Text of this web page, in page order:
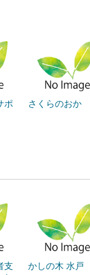
ポ
さくらのおか
支
かしの木 水戸